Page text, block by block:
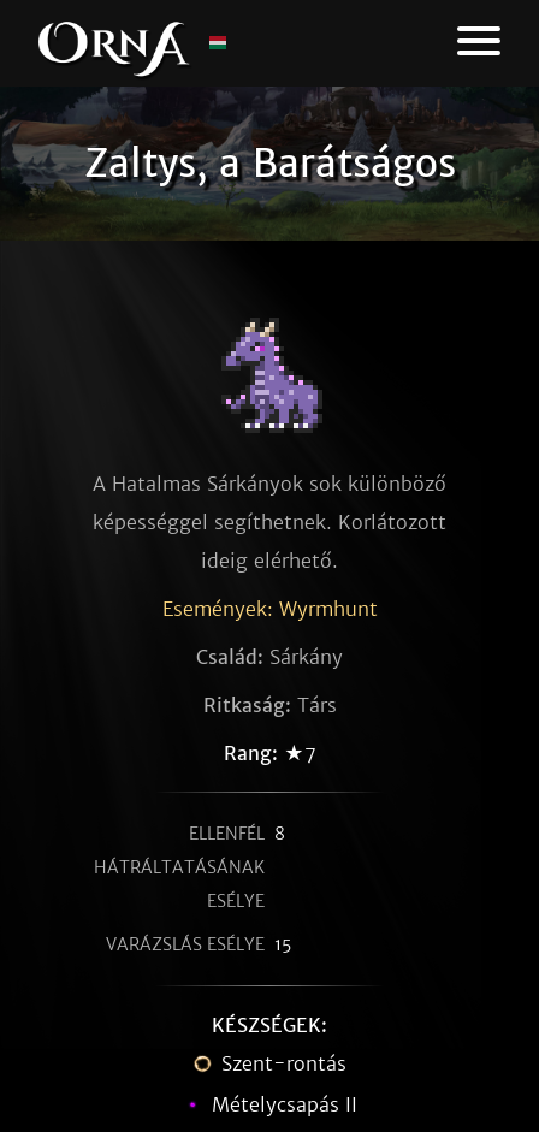
Zaltys, a Barátságos
A Hatalmas Sárkányok sok különböző
képességgel segíthetnek. Korlátozott
ideig elérhető.
Események: Wyrmhunt
Család: Sárkány
Ritkaság: Társ
Rang: ★7
ELLENFÉL
HÁTRÁLTATÁSÁNAK
ESÉLYE
8
VARÁZSLÁS ESÉLYE 15
KÉSZSÉGEK:
Szent-rontás
Mételycsapás II